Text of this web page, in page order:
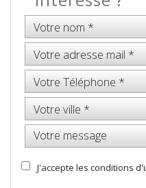
J'accepte les conditions